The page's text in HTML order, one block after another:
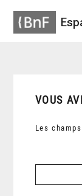
VOUS
Les